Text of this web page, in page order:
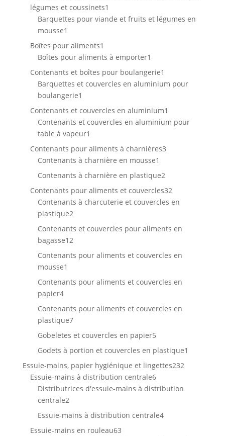
légumes et coussinets1
produit
Barquettes pour viande et fruits et légumes en
mousse1
produit
Boîtes pour aliments1
produit
Boîtes pour aliments à emporter1
produit
Contenants et boîtes pour boulangerie1
produit
Barquettes et couvercles en aluminium pour
boulangerie1
produit
Contenants et couvercles en aluminium1
produit
Contenants et couvercles en aluminium pour
table à vapeur1
produit
Contenants pour aliments à charnières33
Contenants à charnière en mousse1
produit
Contenants à charnière en plastique22
produits
Contenants pour aliments et couvercles3232
produits
Contenants à charcuterie et couvercles en
plastique22
produits
Contenants et couvercles pour aliments en
bagasse1212
produits
Contenants pour aliments et couvercles en
mousse1
produit
Contenants pour aliments et couvercles en
papier44
produits
Contenants pour aliments et couvercles en
plastique77
produits
Gobeletes et couvercles en papier55
produits
Godets à portion et couvercles en plastique1
Essuie-mains, papier hygiénique et lingettes232232
Essuie-mains à distribution centrale66
produits
Distributrices d'essuie-mains à distribution
centrale22
produits
Essuie-mains à distribution centrale44
Essuie-mains en rouleau6363